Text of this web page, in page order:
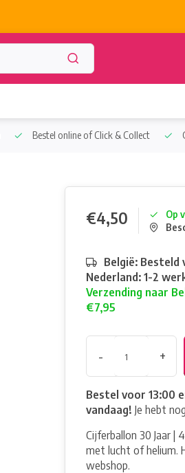
Bestel online of Click & Collect
€4,50
Op
België: Besteld
Nederland: 1-2
Verzending naar
€7,95
- +
Bestel voor 13:00
vandaag! Je hebt nog
Cijferballon 30 Jaar |
met lucht of helium.
webshop.